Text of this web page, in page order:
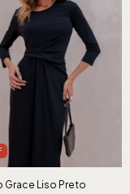
Grace Liso Preto